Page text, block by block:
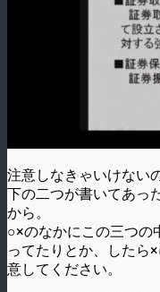
注意しなきゃいけない
下の二つが書いてあっ
から。
○×のなかにこの三つの
ってたりとか、したら
意してください。